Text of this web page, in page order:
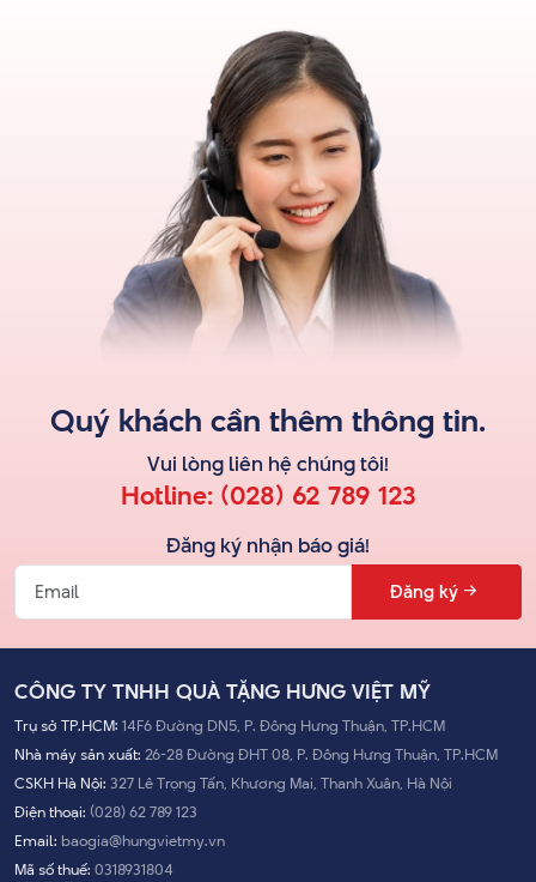
Quý khách cần thêm thông tin.
Vui lòng liên hệ chúng tôi!
Hotline: (028) 62 789 123
Đăng ký nhận báo giá!
Đăng ký
CÔNG TY TNHH QUÀ TẶNG HƯNG VIỆT MỸ
Trụ sở TP.HCM: 14F6 Đường DN5, P. Đông Hưng Thuận, TP.HCM
Nhà máy sản xuất: 26-28 Đường ĐHT 08, P. Đông Hưng Thuận, TP.HCM
CSKH Hà Nội: 327 Lê Trọng Tấn, Khương Mai, Thanh Xuân, Hà Nội
Điện thoại: (028) 62 789 123
Email: baogia@hungvietmy.vn
Mã số thuế: 0318931804